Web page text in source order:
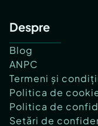
Despre
Blog
ANPC
Termeni și
Politica de
Politica de
Setări de